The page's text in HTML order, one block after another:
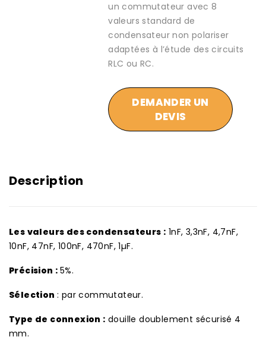
un commutateur avec 8
valeurs standard de
condensateur non polariser
adaptées à l’étude des circuits
RLC ou RC.
DEMANDER UN
DEVIS
Description
Les valeurs des condensateurs : 1nF, 3,3nF, 4,7nF,
10nF, 47nF, 100nF, 470nF, 1µF.
Précision : 5%.
Sélection : par commutateur.
Type de connexion : douille doublement sécurisé 4
mm.